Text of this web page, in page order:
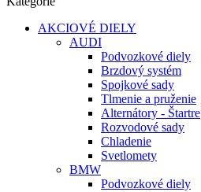
AKCIOVÉ DIELY
AUDI
Podvozkové diely
Brzdový systém
Spojkové sady
Tlmenie a pruženie
Alternátory - Štartre
Rozvodové sady
Chladenie
Svetlomety
BMW
Podvozkové diely